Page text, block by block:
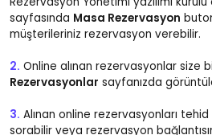
sayfasında Masa Rezervasyon
müşterileriniz rezervasyon verebilir.
2. Online alınan rezervasyonlar size
Rezervasyonlar sayfanızda
3. Alınan online rezervasyonları
sorabilir veya rezervasyon